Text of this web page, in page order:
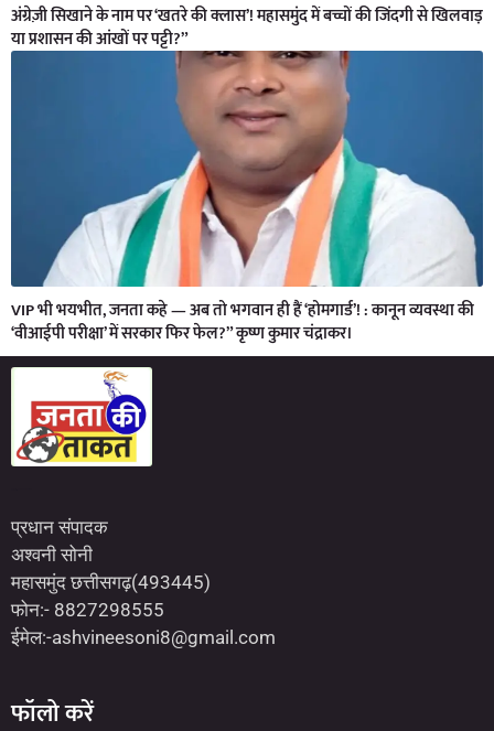
अंग्रेज़ी सिखाने के नाम पर ‘खतरे की क्लास’! महासमुंद में बच्चों की जिंदगी से खिलवाड़
या प्रशासन की आंखों पर पट्टी?”
VIP भी भयभीत, जनता कहे — अब तो भगवान ही हैं ‘होमगार्ड’! : कानून व्यवस्था की
‘वीआईपी परीक्षा’ में सरकार फिर फेल?” कृष्ण कुमार चंद्राकर।
प्रधान संपादक
अश्वनी सोनी
महासमुंद छत्तीसगढ़(493445)
फोन:- 8827298555
ईमेल:-ashvineesoni8@gmail.com
फॉलो करें